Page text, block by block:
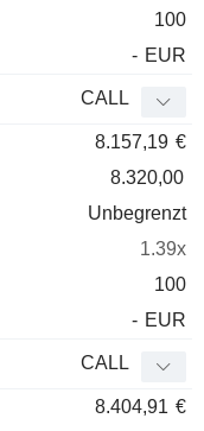
100
- EUR
CALL
8.157,19 €
8.320,00
Unbegrenzt
1.39x
100
- EUR
CALL
8.404,91 €